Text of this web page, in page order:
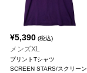
¥5,390(税込)
メンズXL
プリントTシャツ
SCREEN STARS/スクリーン